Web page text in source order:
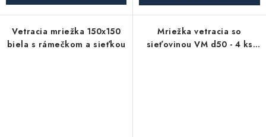
Vetracia mriežka 150x150
biela s rámečkom a sieťkou
Mriežka vetracia so
sieťovinou VM d50 - 4 ks